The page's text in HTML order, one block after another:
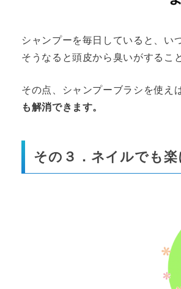
シャンプーを毎日していると、い
そうなると頭皮から臭いがするこ
その点、シャンプーブラシを使え
も解消できます。
その３．ネイルでも楽